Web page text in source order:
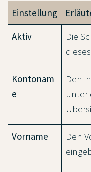
Einstellung
Aktiv
Die
Kontonam
e
Den
unter
Vorname
Den